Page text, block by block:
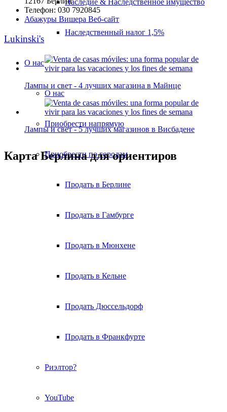
Наследственный налог 1,5%
О нас
О нас
Приобрести напрямую
Приобрести по городам
Продать в Берлине
Продать в Гамбурге
Продать в Мюнхене
Продать в Кельне
Продать Дюссельдорф
Продать в Франкфурте
Риэлтор?
YouTube
Телефон: 030 7920845
Абажуры Вишера Веб-сайт
Lukinski's
Лампы и свет - 4 лучших магазина в Майнце
Лампы и свет - 5 лучших магазинов в Висбадене
Карта Берлина для ориентиров